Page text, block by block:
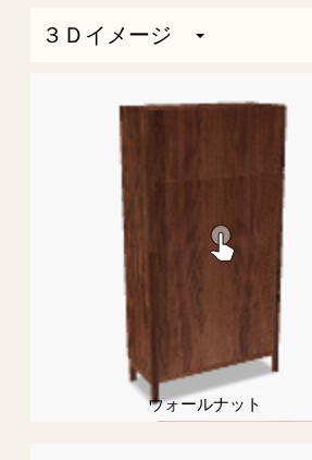
３Ｄイメージ
ウォールナット